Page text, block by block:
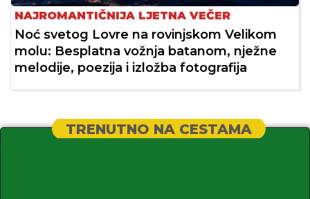
NAJROMANTIČNIJA LJETNA VEČER
Noć svetog Lovre na rovinjskom Velikom
molu: Besplatna vožnja batanom, nježne
melodije, poezija i izložba fotografija
TRENUTNO NA CESTAMA